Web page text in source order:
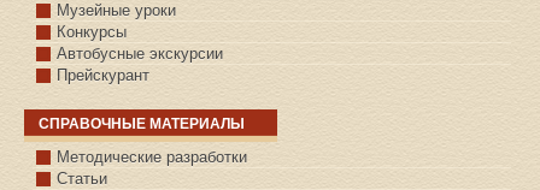
Музейные уроки
Конкурсы
Автобусные экскурсии
Прейскурант
СПРАВОЧНЫЕ МАТЕРИАЛЫ
Методические разработки
Статьи